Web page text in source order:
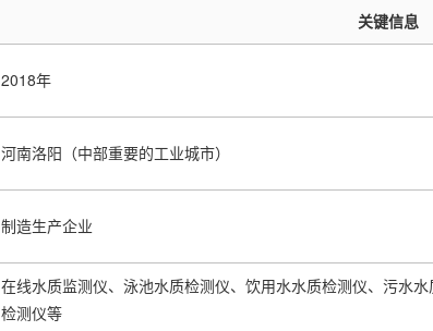
关键信息
2018年
河南洛阳（中部重要的工业城市）
制造生产企业
在线水质监测仪、泳池水质检测仪、饮用水水质检测仪、污水
检测仪等